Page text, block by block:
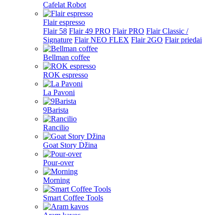
Cafelat Robot
Flair espresso
Flair 58 Flair 49 PRO Flair PRO Flair Classic /
Signature Flair NEO FLEX Flair 2GO Flair priedai
Bellman coffee
ROK espresso
La Pavoni
9Barista
Rancilio
Goat Story Džina
Pour-over
Morning
Smart Coffee Tools